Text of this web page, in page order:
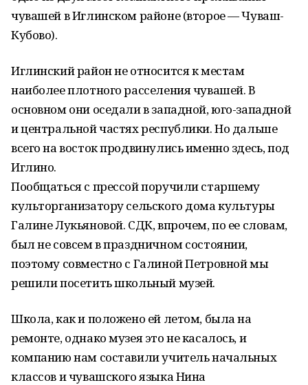
чувашей в Иглинском районе (второе — Чуваш-
Кубово).
Иглинский район не относится к местам
наиболее плотного расселения чувашей. В
основном они оседали в западной, юго-западной
и центральной частях республики. Но дальше
всего на восток продвинулись именно здесь, под
Иглино.
Пообщаться с прессой поручили старшему
культорганизатору сельского дома культуры
Галине Лукьяновой. СДК, впрочем, по ее словам,
был не совсем в праздничном состоянии,
поэтому совместно с Галиной Петровной мы
решили посетить школьный музей.
Школа, как и положено ей летом, была на
ремонте, однако музея это не касалось, и
компанию нам составили учитель начальных
классов и чувашского языка Нина